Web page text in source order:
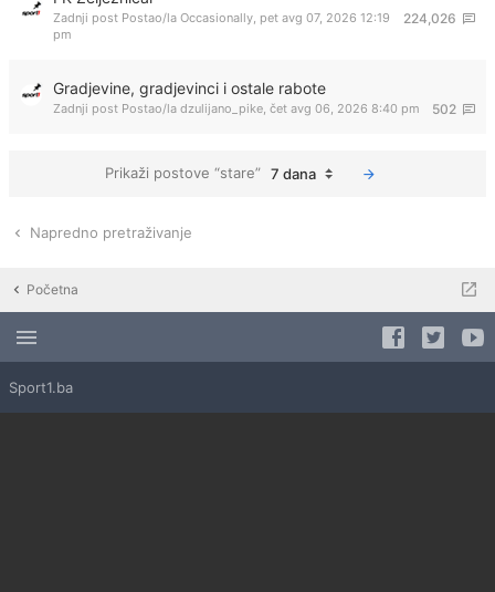
224,026
Zadnji post Postao/la Occasionally, pet avg 07, 2026 12:19
pm
Gradjevine, gradjevinci i ostale rabote
502
Zadnji post Postao/la dzulijano_pike, čet avg 06, 2026 8:40 pm
Prikaži postove “stare” 7 dana
Napredno pretraživanje
Početna
Sport1.ba